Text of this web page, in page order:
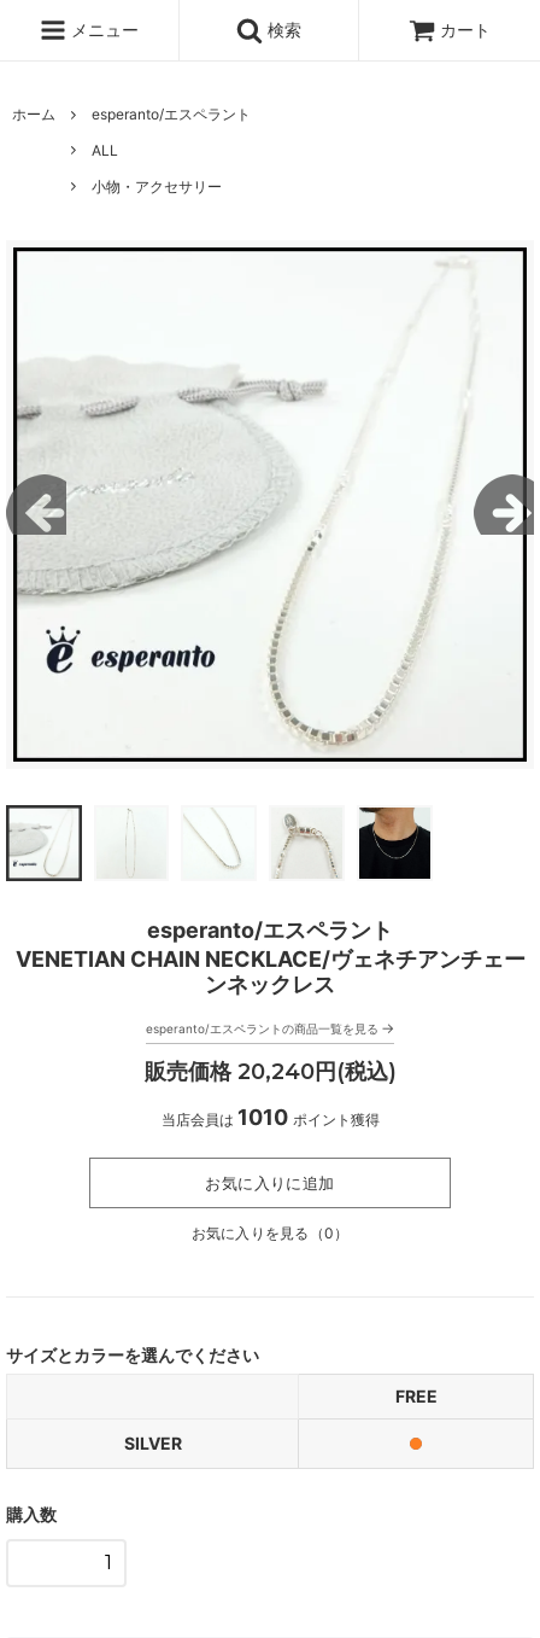
メニュー 検索 カート
ホーム
esperanto/エスペラント
ALL
小物・アクセサリー
esperanto/エスペラント
VENETIAN CHAIN NECKLACE/ヴェネチアンチェー
ンネックレス
esperanto/エスペラントの商品一覧を見る →
販売価格 20,240円(税込)
当店会員は 1010 ポイント獲得
お気に入りに追加
お気に入りを見る（0 ）
サイズとカラーを選んでください
FREE
SILVER
購入数